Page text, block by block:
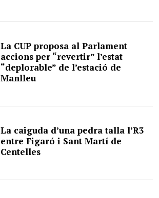
La CUP proposa al Parlament
accions per “revertir” l’estat
“deplorable” de l’estació de
Manlleu
La caiguda d’una pedra talla l’R3
entre Figaró i Sant Martí de
Centelles